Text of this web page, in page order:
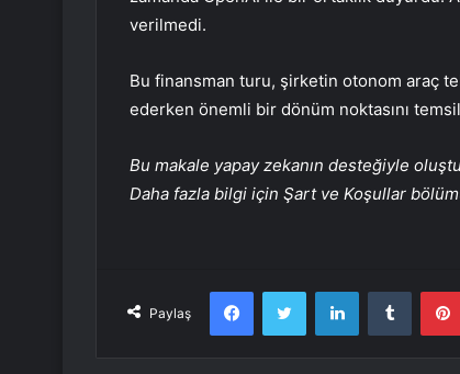
verilmedi.
Bu finansman turu, şirketin otonom araç
ederken önemli bir dönüm noktasını
Bu makale yapay zekanın desteğiyle
Daha fazla bilgi için Şart ve Koşullar
Paylaş
FacebookTwitter LinkedInTumblr